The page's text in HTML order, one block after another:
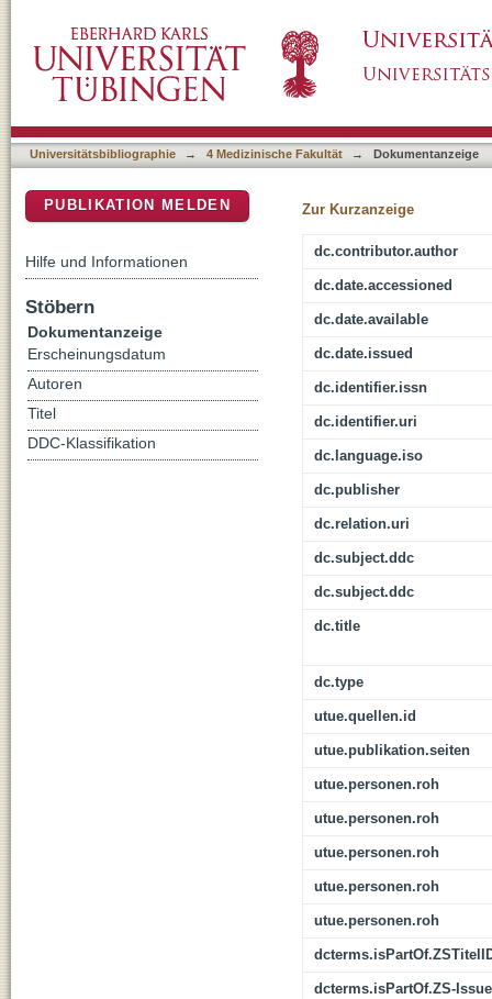
treatment-seeking smokers
Universitätsbibliographie → 4 Medizinische Fakultät → Dokumentanzeige
Zur Kurzanzeige
dc.contributor.author
dc.date.accessioned
dc.date.available
dc.date.issued
dc.identifier.issn
dc.identifier.uri
dc.language.iso
dc.publisher
dc.relation.uri
dc.subject.ddc
dc.subject.ddc
dc.title
dc.type
utue.quellen.id
utue.publikation.seiten
utue.personen.roh
utue.personen.roh
utue.personen.roh
utue.personen.roh
utue.personen.roh
dcterms.isPartOf.ZS-Issue
PUBLIKATION MELDEN
Hilfe und Informationen
Stöbern
Dokumentanzeige
Erscheinungsdatum
Autoren
Titel
DDC-Klassifikation